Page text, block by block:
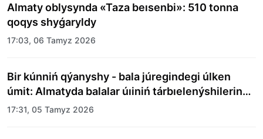
Almaty oblysynda «Taza beısenbi»: 510 tonna
qoqys shyǵaryldy
17:03, 06 Tamyz 2026
Bir kúnniń qýanyshy - bala júregindegi úlken
úmit: Almatyda balalar úıiniń tárbıelenýshilerine
merekelik kún uıymdastyryldy
17:31, 05 Tamyz 2026